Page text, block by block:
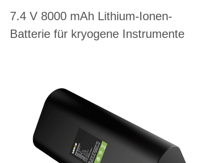
7.4 V 8000 mAh Lithium-Ionen-
Batterie für kryogene Instrumente